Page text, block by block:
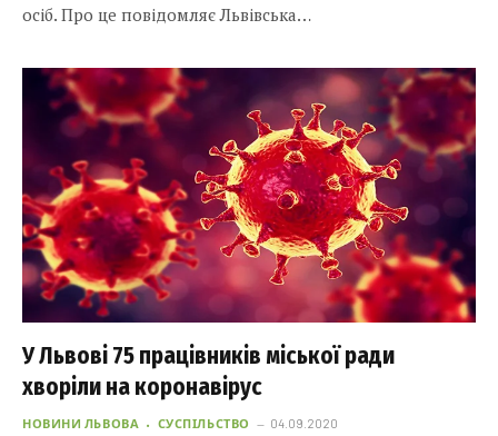
осіб. Про це повідомляє Львівська…
У Львові 75 працівників міської ради
хворіли на коронавірус
НОВИНИ ЛЬВОВА СУСПІЛЬСТВО 04.09.2020